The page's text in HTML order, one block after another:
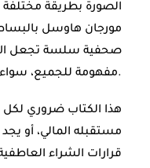
الصورة بطريقة مختلفة
مورجان هاوسل
صحفية سلسة تجعل
مفهومة للجميع، سواء كنت خبيراً مالياً أو طالباً جامعياً.
هذا الكتاب ضروري
مستقبله المالي، أو
قرارات الشراء